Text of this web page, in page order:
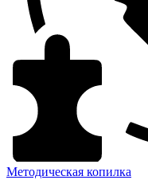
Методическая копилка